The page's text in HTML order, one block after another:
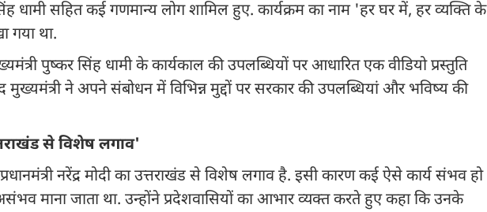
धामी सहित कई गणमान्य लोग शामिल हुए. कार्यक्रम का नाम 'हर घर में, हर व्यक्ति के
गया था.
पुष्कर सिंह धामी के कार्यकाल की उपलब्धियों पर आधारित एक वीडियो प्रस्तुति
ने अपने संबोधन में विभिन्न मुद्दों पर सरकार की उपलब्धियां और भविष्य की
से विशेष लगाव'
नरेंद्र मोदी का उत्तराखंड से विशेष लगाव है. इसी कारण कई ऐसे कार्य संभव हो
माना जाता था. उन्होंने प्रदेशवासियों का आभार व्यक्त करते हुए कहा कि उनके